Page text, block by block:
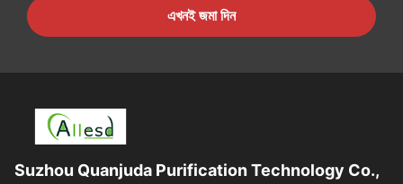
এখনই জমা দিন
Suzhou Quanjuda Purification Technology Co.,